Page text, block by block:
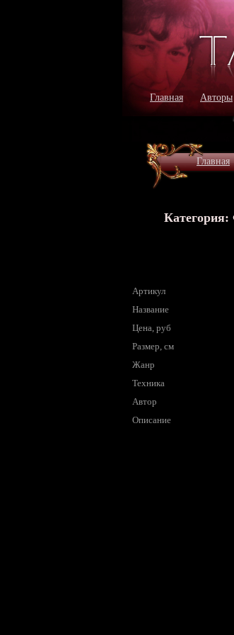
Главная Авторы
Главная
Категория:
Артикул
Название
Цена, руб
Размер, см
Жанр
Техника
Автор
Описание